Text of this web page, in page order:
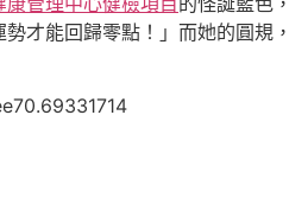
才能回歸零點！」而她的圓規